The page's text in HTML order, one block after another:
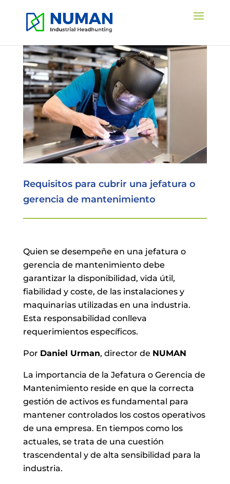
Requisitos para cubrir una jefatura o
gerencia de mantenimiento
Quien se desempeñe en una jefatura o
gerencia de mantenimiento debe
garantizar la disponibilidad, vida útil,
fiabilidad y coste, de las instalaciones y
maquinarias utilizadas en una industria.
Esta responsabilidad conlleva
requerimientos específicos.
Por Daniel Urman, director de NUMAN
La importancia de la Jefatura o Gerencia de
Mantenimiento reside en que la correcta
gestión de activos es fundamental para
mantener controlados los costos operativos
de una empresa. En tiempos como los
actuales, se trata de una cuestión
trascendental y de alta sensibilidad para la
industria.